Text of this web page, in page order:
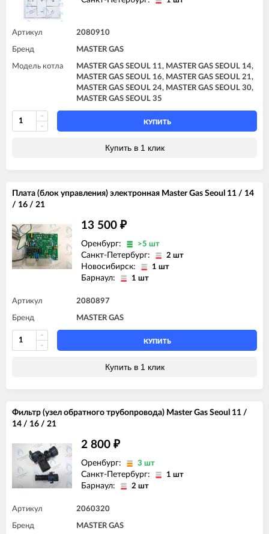
Артикул 2080910
Бренд MASTER GAS
Модель котла
MASTER GAS SEOUL 11, MASTER GAS SEOUL 14,
MASTER GAS SEOUL 16, MASTER GAS SEOUL 21,
MASTER GAS SEOUL 24, MASTER GAS SEOUL 30,
MASTER GAS SEOUL 35
КУПИТЬ
Купить в 1 клик
Плата (блок управления) электронная Master Gas Seoul 11 / 14
/ 16 / 21
13 500 ₽
Оренбург: >5 шт
Санкт-Петербург: 2 шт
Новосибирск: 1 шт
Барнаул: 1 шт
Артикул 2080897
Бренд MASTER GAS
КУПИТЬ
Купить в 1 клик
Фильтр (узел обратного трубопровода) Master Gas Seoul 11 /
14 / 16 / 21
2 800 ₽
Оренбург: 3 шт
Санкт-Петербург: 1 шт
Барнаул: 2 шт
Артикул 2060320
Бренд MASTER GAS